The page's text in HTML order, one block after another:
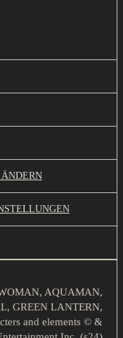
AQUAMAN,
GREEN LANTERN,
and elements © &